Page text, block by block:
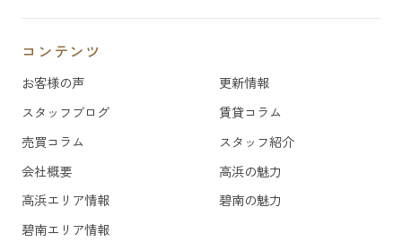
コンテンツ
お客様の声
更新情報
スタッフブログ
賃貸コラム
売買コラム
スタッフ紹介
会社概要
高浜の魅力
高浜エリア情報
碧南の魅力
碧南エリア情報